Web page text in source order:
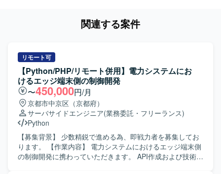
関連する案件
リモート可
【Python/PHP/リモート併用】電力システムにお
けるエッジ端末側の制御開発
〜450,000円/月
京都市中京区（京都府）
サーバサイドエンジニア(業務委託・フリーランス)
Python
【募集背景】 少数精鋭で進める為、即戦力者を募集してお
ります。 【作業内容】 電力システムにおけるエッジ端末側
の制御開発に携わっていただきます。 API作成および技術調